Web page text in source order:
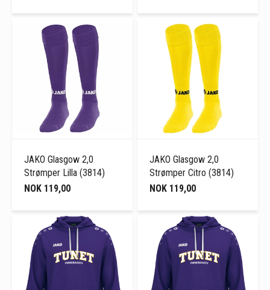
JAKO Glasgow 2,0
Strømper Lilla (3814)
NOK 119,00
JAKO Glasgow 2,0
Strømper Citro (3814)
NOK 119,00